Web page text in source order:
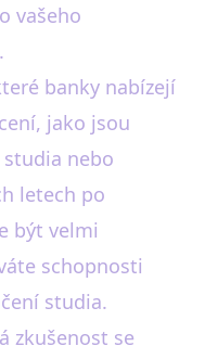
vašeho
banky nabízejí
jako jsou
nebo
letech po
být velmi
schopnosti
studia.
zkušenost se